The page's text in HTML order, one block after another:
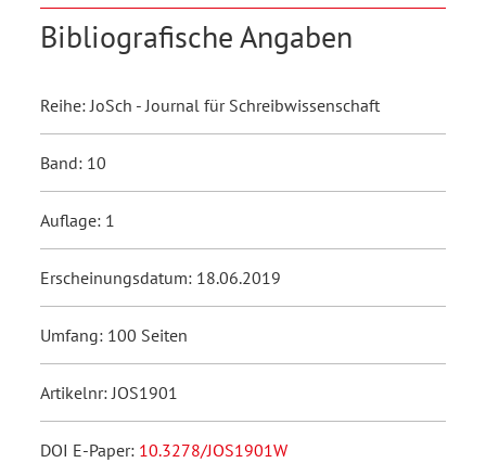
Bibliografische Angaben
Reihe: JoSch - Journal für Schreibwissenschaft
Band: 10
Auflage: 1
Erscheinungsdatum: 18.06.2019
Umfang: 100 Seiten
Artikelnr: JOS1901
DOI E-Paper: 10.3278/JOS1901W